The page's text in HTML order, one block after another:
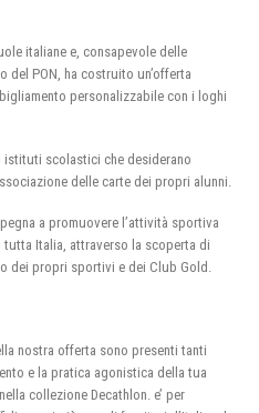
italiane e, consapevole delle
del PON, ha costruito un’offerta
personalizzabile con i loghi
scolastici che desiderano
delle carte dei propri alunni.
a promuovere l’attività sportiva
Italia, attraverso la scoperta di
dei propri sportivi e dei Club Gold.
nostra offerta sono presenti tanti
e la pratica agonistica della tua
collezione Decathlon. e’ per